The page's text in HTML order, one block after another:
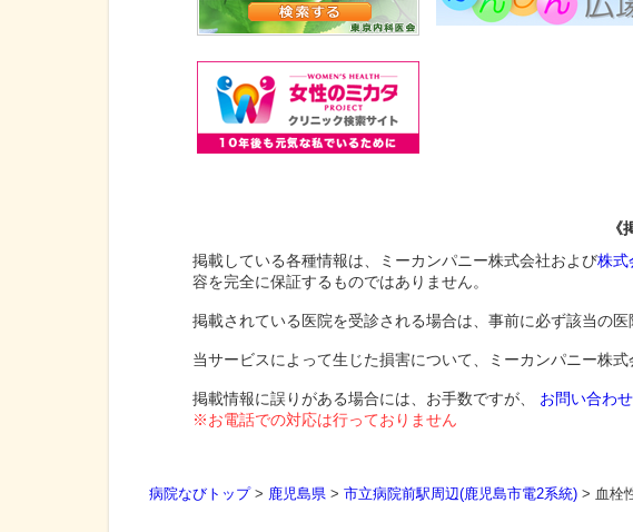
掲載している各種情報は、ミーカンパニー株式会社および株式
容を完全に保証するものではありません。
掲載されている医院を受診される場合は、事前に必ず該当の医
当サービスによって生じた損害について、ミーカンパニー株
掲載情報に誤りがある場合には、お手数ですが、 お問い合わ
※お電話での対応は行っておりません
病院なびトップ> 鹿児島県 > 市立病院前駅周辺(鹿児島市電2系統) > 血栓